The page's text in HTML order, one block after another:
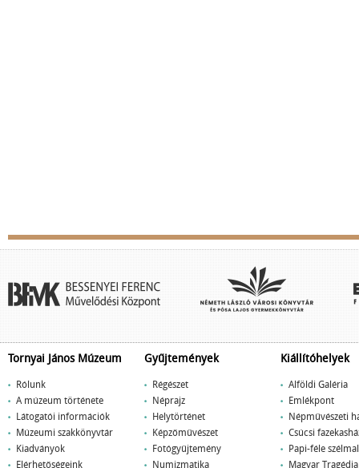
Tornyai János Múzeum
Rólunk
A múzeum története
Látogatói információk
Múzeumi szakkönyvtár
Kiadványok
Elérhetőségeink
Gyűjtemények
Régészet
Néprajz
Helytörténet
Képzőművészet
Fotógyűjtemény
Numizmatika
Kiállítóhelyek
Alföldi Galéria
Emlékpont
Népművészeti
Csúcsi
Papi-féle
Magyar